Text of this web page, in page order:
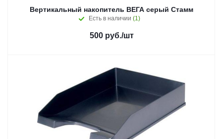
Вертикальный накопитель ВЕГА серый Стамм
Есть в наличии (1)
500руб./шт